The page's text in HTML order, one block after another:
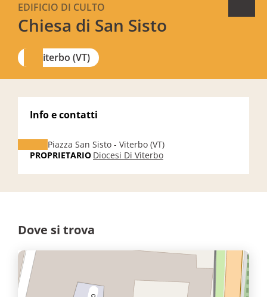
Chiesa di San Sisto
EDIFICIO DI CULTO
Viterbo (VT)
Info e contatti
Piazza San Sisto - Viterbo (VT)
PROPRIETARIO Diocesi Di Viterbo
Dove si trova